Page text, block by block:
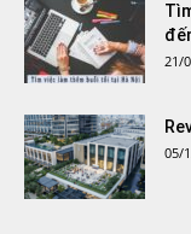
21/
05/